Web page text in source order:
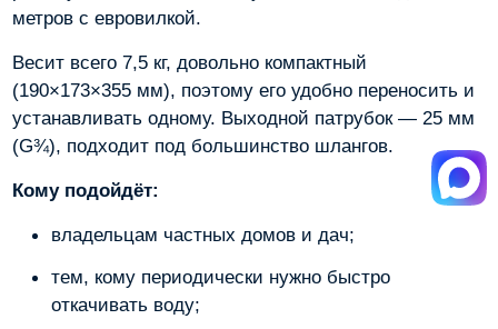
метров с евровилкой.
Весит всего 7,5 кг, довольно компактный
(190×173×355 мм), поэтому его удобно переносить и
устанавливать одному. Выходной патрубок — 25 мм
(G¾), подходит под большинство шлангов.
Кому подойдёт:
владельцам частных домов и дач;
тем, кому периодически нужно быстро
откачивать воду;